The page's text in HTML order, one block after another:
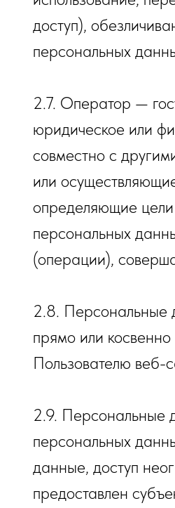
доступ),
персональных
2.7. Оператор —
юридическое или
совместно с
или
определяющие
персональных
(операции),
2.8. Персональные
прямо или
Пользователю веб-
2.9. Персональные
персональных
данные, доступ
предоставлен